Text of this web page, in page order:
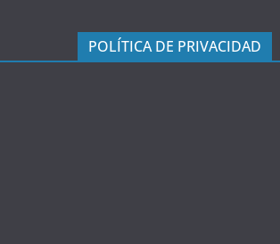
POLÍTICA DE PRIVACIDAD